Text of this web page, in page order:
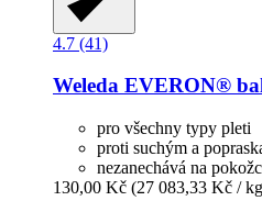
4.7 (41)
Weleda EVERON®
pro všechny typy pleti
proti suchým a
nezanechává na
130,00 Kč (27 083,33 Kč /